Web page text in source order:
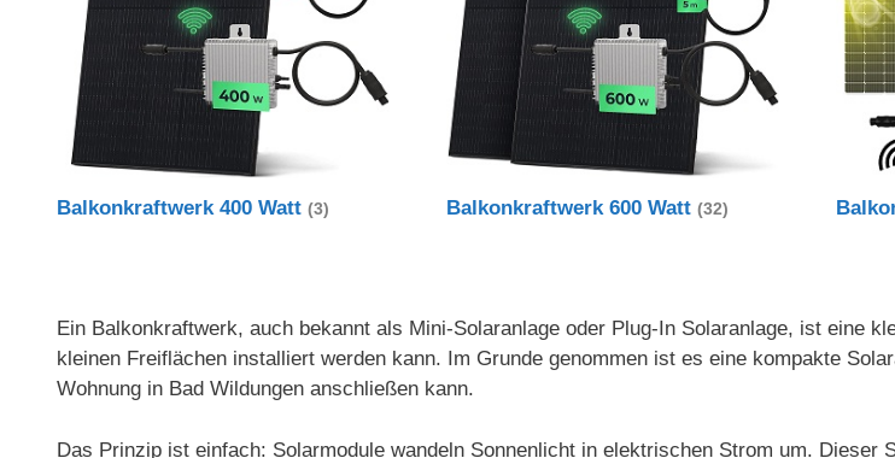
Balkonkraftwerk 400 Watt (3) Balkonkraftwerk 600 Watt(32)
Ein Balkonkraftwerk, auch bekannt als Mini-Solaranlage oder Plug-In Solaranlage, ist eine
kleinen Freiflächen installiert werden kann. Im Grunde genommen ist es eine kompakte
Wohnung in Bad Wildungen anschließen kann.
Das Prinzip ist einfach: Solarmodule wandeln Sonnenlicht in elektrischen Strom um. Dieser